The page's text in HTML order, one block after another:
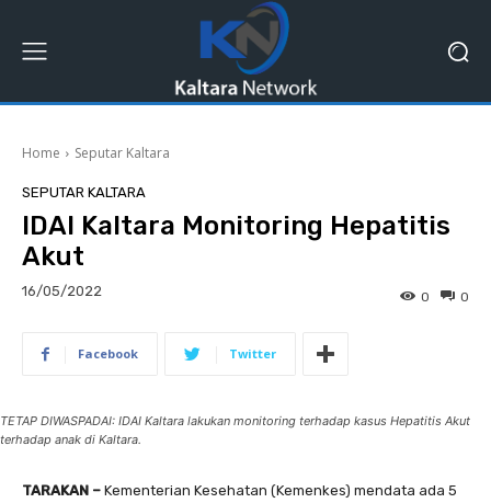
Home Seputar Kaltara
SEPUTAR KALTARA
IDAI Kaltara Monitoring Hepatitis
Akut
16/05/2022 0
0
Facebook Twitter
TETAP DIWASPADAI: IDAI Kaltara lakukan monitoring terhadap kasus Hepatitis Akut
terhadap anak di Kaltara.
TARAKAN – Kementerian Kesehatan (Kemenkes) mendata ada 5